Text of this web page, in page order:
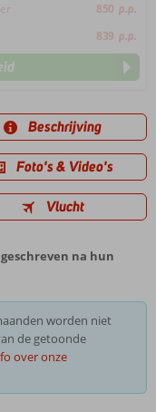
850 p.p.
839 p.p.
Beschrijving
Foto's & Video's
Vlucht
na hun
worden niet
de getoonde
over onze